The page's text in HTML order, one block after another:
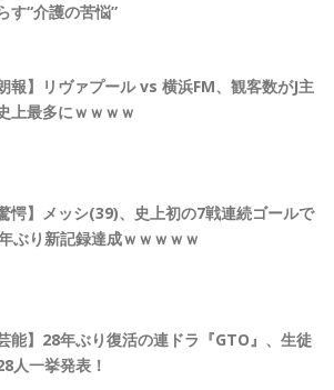
す“介護の苦悩”
朗報】リヴァプール vs 横浜FM、観客数がJ主
上最多にｗｗｗｗ
驚愕】メッシ(39)、史上初の7戦連続ゴールで
ぶり新記録達成ｗｗｗｗｗ
芸能】28年ぶり復活の連ドラ『GTO』、生徒
人一挙発表！